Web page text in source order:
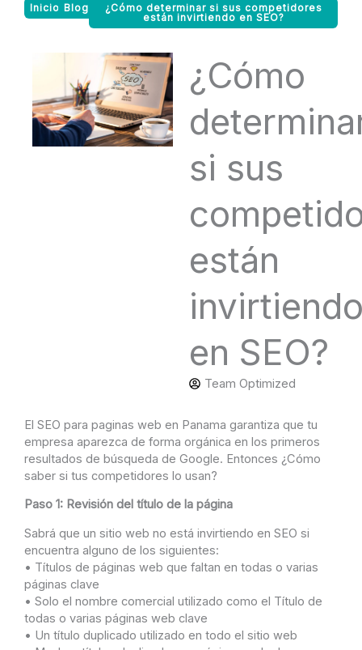
Inicio Blog
¿Cómo determinar si sus competidores
están invirtiendo en SEO?
¿Cómo
si sus
están
en SEO?
Team Optimized
El SEO para paginas web en Panama garantiza que tu
empresa aparezca de forma orgánica en los primeros
resultados de búsqueda de Google. Entonces ¿Cómo
saber si tus competidores lo usan?
Paso 1: Revisión del título de la página
Sabrá que un sitio web no está invirtiendo en SEO si
encuentra alguno de los siguientes:
• Títulos de páginas web que faltan en todas o varias
páginas clave
• Solo el nombre comercial utilizado como el Título de
todas o varias páginas web clave
• Un título duplicado utilizado en todo el sitio web